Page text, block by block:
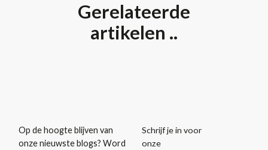
Gerelateerde
artikelen ..
Op de hoogte blijven van
onze nieuwste blogs? Word
Schrijf je in voor
onze